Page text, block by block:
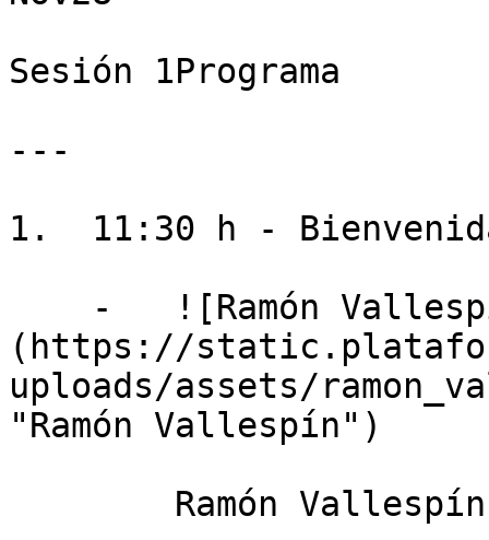
Sesión 1Programa
---
1.  11:30 h -
(https://
uploads/assets/
"Ramón Vallespín")